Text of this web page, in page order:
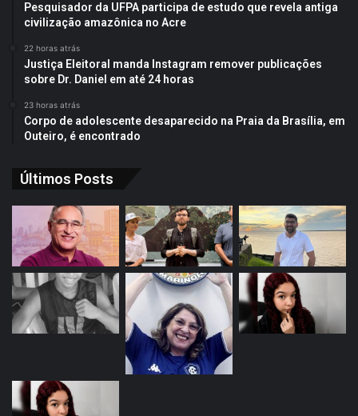
Pesquisador da UFPA participa de estudo que revela antiga
civilização amazônica no Acre
22 horas atrás
Justiça Eleitoral manda Instagram remover publicações
sobre Dr. Daniel em até 24 horas
23 horas atrás
Corpo de adolescente desaparecido na Praia da Brasília, em
Outeiro, é encontrado
Últimos Posts